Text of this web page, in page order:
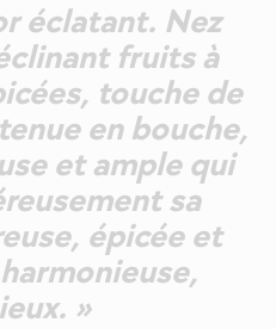
éclatant. Nez
fruits à
touche de
en bouche,
et ample qui
sa
épicée et
»